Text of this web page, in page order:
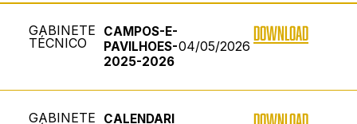
GABINETE
TÉCNICO
CAMPOS-E-
PAVILHOES-
2025-2026
04/05/2026
DOWNLOAD
GABINETE
CALENDARI